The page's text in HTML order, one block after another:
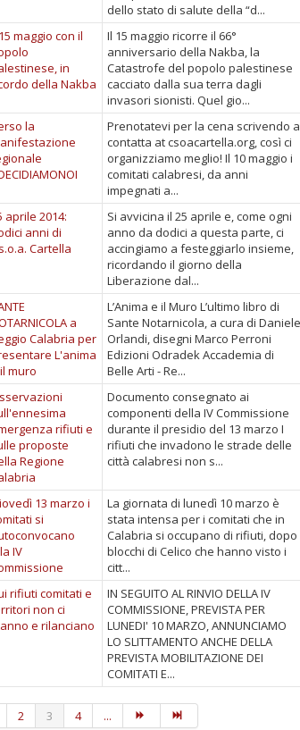
dello stato di salute della “d...
maggio con il
in
della Nakba
Il 15 maggio ricorre il 66°
anniversario della Nakba, la
Catastrofe del popolo palestinese
cacciato dalla sua terra dagli
invasori sionisti. Quel gio...
la
Prenotatevi per la cena scrivendo a
contatta at csoacartella.org, così ci
organizziamo meglio! Il 10 maggio i
comitati calabresi, da anni
impegnati a...
aprile 2014:
anni di
Cartella
Si avvicina il 25 aprile e, come ogni
anno da dodici a questa parte, ci
accingiamo a festeggiarlo insieme,
ricordando il giorno della
Liberazione dal...
a
Calabria per
L'anima
muro
L’Anima e il Muro L’ultimo libro di
Sante Notarnicola, a cura di Daniele
Orlandi, disegni Marco Perroni
Edizioni Odradek Accademia di
Belle Arti - Re...
rifiuti e
proposte
Regione
Documento consegnato ai
componenti della IV Commissione
durante il presidio del 13 marzo I
rifiuti che invadono le strade delle
città calabresi non s...
13 marzo i
si
IV
La giornata di lunedì 10 marzo è
stata intensa per i comitati che in
Calabria si occupano di rifiuti, dopo
blocchi di Celico che hanno visto i
citt...
rifiuti comitati e
non ci
e rilanciano
IN SEGUITO AL RINVIO DELLA IV
COMMISSIONE, PREVISTA PER
LUNEDI' 10 MARZO, ANNUNCIAMO
LO SLITTAMENTO ANCHE DELLA
PREVISTA MOBILITAZIONE DEI
COMITATI E...
2 3 4 ...